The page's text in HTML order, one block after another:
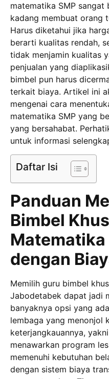
matematika SMP sangat
kadang membuat orang
Harus diketahui jika
berarti kualitas rendah,
tidak menjamin kualitas
penjualan yang
bimbel pun harus
terkait biaya. Artikel ini
mengenai cara
matematika SMP yang
yang bersahabat.
untuk informasi
Daftar Isi
Panduan
Bimbel
Matematika
dengan
Memilih guru bimbel
Jabodetabek dapat jadi
banyaknya opsi yang
lembaga yang menonjol
keterjangkauannya,
menawarkan program
memenuhi kebutuhan
dengan sistem biaya